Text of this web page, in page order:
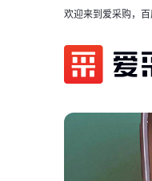
欢迎来到爱采购，